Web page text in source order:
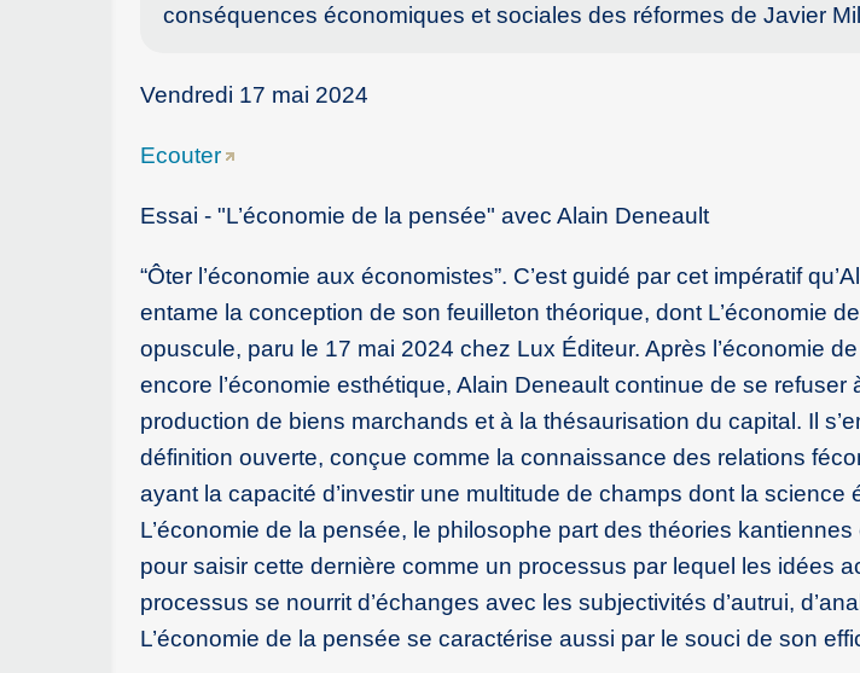
conséquences économiques et sociales des réformes de Javier
Vendredi 17 mai 2024
Ecouter
Essai - "L’économie de la pensée" avec Alain Deneault
“Ôter l’économie aux économistes”. C’est guidé par cet impératif
entame la conception de son feuilleton théorique, dont L’économie
opuscule, paru le 17 mai 2024 chez Lux Éditeur. Après l’économie
encore l’économie esthétique, Alain Deneault continue de se
production de biens marchands et à la thésaurisation du capital. Il
définition ouverte, conçue comme la connaissance des relations
ayant la capacité d’investir une multitude de champs dont la science
L’économie de la pensée, le philosophe part des théories
pour saisir cette dernière comme un processus par lequel les idées
processus se nourrit d’échanges avec les subjectivités d’autrui,
L’économie de la pensée se caractérise aussi par le souci de son